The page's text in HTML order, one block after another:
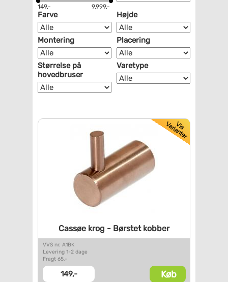
149,- 9.999,-
Farve Højde
Montering Placering
Størrelse på
hovedbruser
Varetype
Cassøe krog - Børstet kobber
VVS nr. A1BK
Levering 1-2 dage
Fragt 65,-
149,- Køb